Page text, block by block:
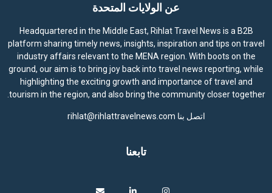
عن الولايات المتحدة
Headquartered in the Middle East, Rihlat Travel News is a B2B
platform sharing timely news, insights, inspiration and tips on travel
industry affairs relevant to the MENA region. With boots on the
ground, our aim is to bring joy back into travel news reporting, while
highlighting the exciting growth and importance of travel and
tourism in the region, and also bring the community closer together.
اتصل بنا rihlat@rihlattravelnews.com
تابعنا